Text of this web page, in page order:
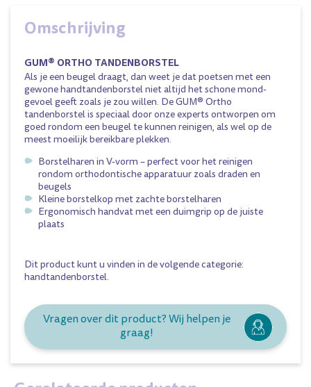
Omschrijving
GUM® ORTHO TANDENBORSTEL
Als je een beugel draagt, dan weet je dat poetsen met een
gewone handtandenborstel niet altijd het schone mond-
gevoel geeft zoals je zou willen. De GUM® Ortho
tandenborstel is speciaal door onze experts ontworpen om
goed rondom een beugel te kunnen reinigen, als wel op de
meest moeilijk bereikbare plekken.
Borstelharen in V-vorm – perfect voor het reinigen
rondom orthodontische apparatuur zoals draden en
beugels
Kleine borstelkop met zachte borstelharen
Ergonomisch handvat met een duimgrip op de juiste
plaats
Dit product kunt u vinden in de volgende categorie:
handtandenborstel.
Vragen over dit product? Wij helpen je
graag!